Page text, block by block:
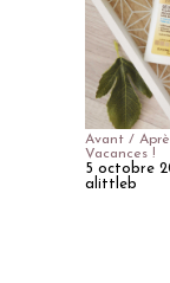
Avant /
Vacances !
5 octobre
alittleb